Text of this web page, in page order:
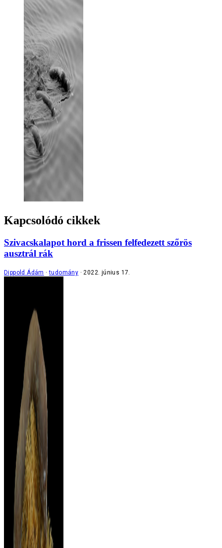
Kapcsolódó cikkek
Szivacskalapot hord a frissen felfedezett szőrös
ausztrál rák
Dippold Ádám tudomány 2022. június 17.